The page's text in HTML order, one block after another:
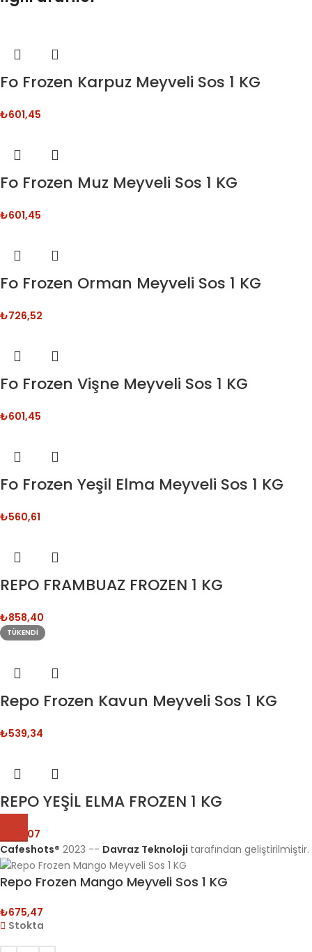
Fo Frozen Karpuz Meyveli Sos 1 KG
₺601,45
Fo Frozen Muz Meyveli Sos 1 KG
₺601,45
Fo Frozen Orman Meyveli Sos 1 KG
₺726,52
Fo Frozen Vişne Meyveli Sos 1 KG
₺601,45
Fo Frozen Yeşil Elma Meyveli Sos 1 KG
₺560,61
REPO FRAMBUAZ FROZEN 1 KG
₺858,40
TÜKENDI
Repo Frozen Kavun Meyveli Sos 1 KG
₺539,34
REPO YEŞİL ELMA FROZEN 1 KG
518,07
Cafeshots® 2023 -- Davraz Teknoloji tarafından geliştirilmiştir.
Repo Frozen Mango Meyveli Sos 1 KG
₺675,47
Stokta